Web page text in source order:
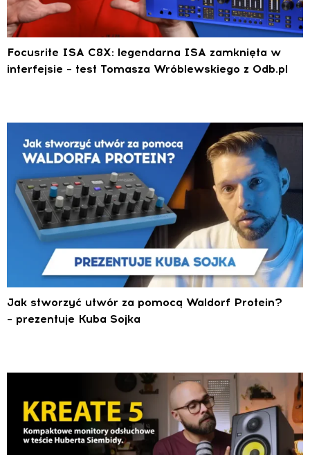
Focusrite ISA C8X: legendarna ISA zamknięta w
interfejsie – test Tomasza Wróblewskiego z 0db.pl
Jak stworzyć utwór za pomocą Waldorf Protein?
– prezentuje Kuba Sojka